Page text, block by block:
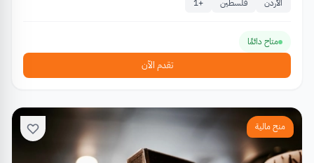
متاح دائمًا
تقدم الآن
منح مالية